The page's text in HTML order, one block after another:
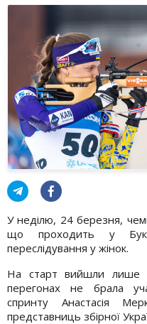
У неділю, 24 березня,
що проходить у
переслідування у жінок.
На старт вийшли лише
перегонах не брала
спринту Анастасія
представниць збірної